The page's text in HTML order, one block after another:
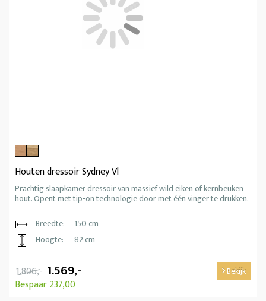
Houten dressoir Sydney Vl
Prachtig slaapkamer dressoir van massief wild eiken of kernbeuken
hout. Opent met tip-on technologie door met één vinger te drukken.
Breedte:
150 cm
Hoogte:
82 cm
1.806,- 1.569,-
Bespaar 237,00
Bekijk